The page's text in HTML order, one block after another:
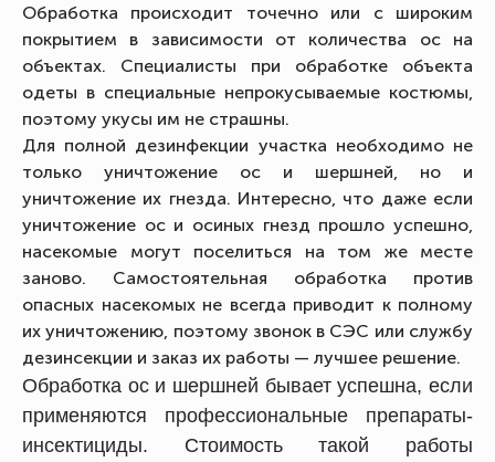
Обработка происходит точечно или с широким
покрытием в зависимости от количества ос на
объектах. Специалисты при обработке объекта
одеты в специальные непрокусываемые костюмы,
поэтому укусы им не страшны.
Для полной дезинфекции участка необходимо не
только уничтожение ос и шершней, но и
уничтожение их гнезда. Интересно, что даже если
уничтожение ос и осиных гнезд прошло успешно,
насекомые могут поселиться на том же месте
заново. Самостоятельная обработка против
опасных насекомых не всегда приводит к полному
их уничтожению, поэтому звонок в СЭС или службу
дезинсекции и заказ их работы — лучшее решение.
Обработка ос и шершней бывает успешна, если
применяются профессиональные препараты-
инсектициды. Стоимость такой работы